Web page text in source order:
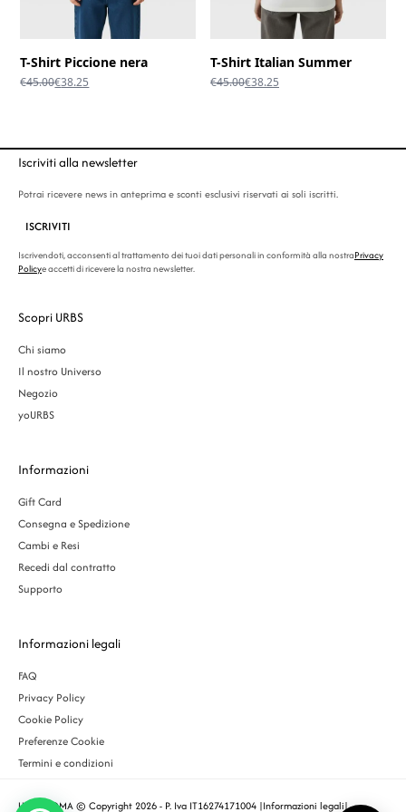
T-Shirt Piccione nera
€45.00Il
€38.25
T-Shirt Italian Summer
€45.00Il
€38.25
Iscriviti alla newsletter
Potrai ricevere news in anteprima e sconti esclusivi riservati ai soli iscritti.
ISCRIVITI
Iscrivendoti, acconsenti al trattamento dei tuoi dati personali in conformità alla nostraPrivacy
Policye accetti di ricevere la nostra newsletter.
Scopri URBS
Chi siamo
Il nostro Universo
Negozio
yoURBS
Informazioni
Gift Card
Consegna e Spedizione
Cambi e Resi
Recedi dal contratto
Supporto
Informazioni legali
FAQ
Privacy Policy
Cookie Policy
Preferenze Cookie
Termini e condizioni
URBS ROMA © Copyright 2026 - P. Iva IT16274171004 |Informazioni legali|